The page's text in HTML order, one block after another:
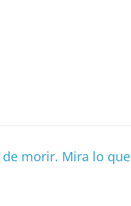
morir. Mira lo que